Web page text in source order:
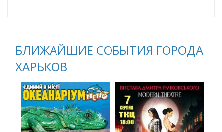
БЛИЖАЙШИЕ СОБЫТИЯ ГОРОДА
ХАРЬКОВ